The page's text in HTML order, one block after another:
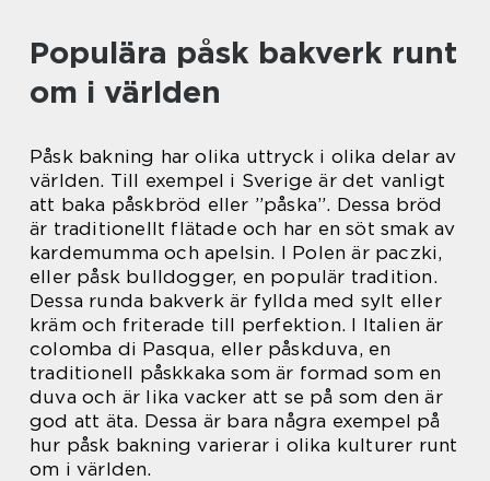
Populära påsk bakverk runt
om i världen
Påsk bakning har olika uttryck i olika delar av
världen. Till exempel i Sverige är det vanligt
att baka påskbröd eller ”påska”. Dessa bröd
är traditionellt flätade och har en söt smak av
kardemumma och apelsin. I Polen är paczki,
eller påsk bulldogger, en populär tradition.
Dessa runda bakverk är fyllda med sylt eller
kräm och friterade till perfektion. I Italien är
colomba di Pasqua, eller påskduva, en
traditionell påskkaka som är formad som en
duva och är lika vacker att se på som den är
god att äta. Dessa är bara några exempel på
hur påsk bakning varierar i olika kulturer runt
om i världen.